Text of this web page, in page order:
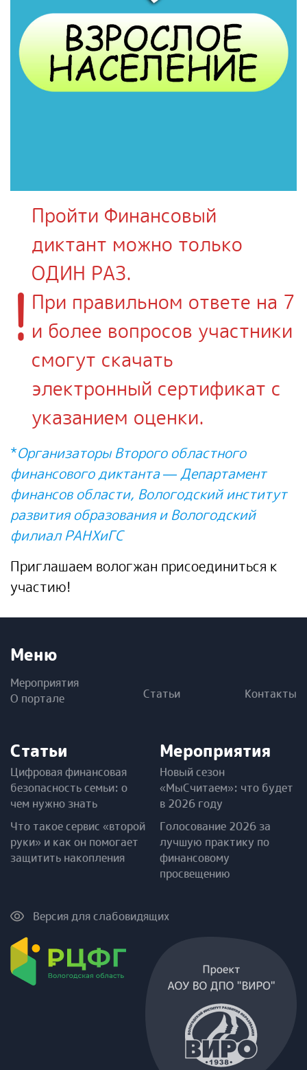
!
Пройти Финансовый
диктант можно только
ОДИН РАЗ.
При правильном ответе на 7
и более вопросов участники
смогут скачать
электронный сертификат с
указанием оценки.
*Организаторы Второго областного
финансового диктанта — Департамент
финансов области, Вологодский институт
развития образования и Вологодский
филиал РАНХиГС
Приглашаем вологжан присоединиться к
участию!
Меню
Мероприятия
О портале
Статьи Контакты
Статьи
Цифровая финансовая
безопасность семьи: о
чем нужно знать
Что такое сервис «второй
руки» и как он помогает
защитить накопления
Мероприятия
Новый сезон
«МыСчитаем»: что будет
в 2026 году
Голосование 2026 за
лучшую практику по
финансовому
просвещению
Версия для слабовидящих